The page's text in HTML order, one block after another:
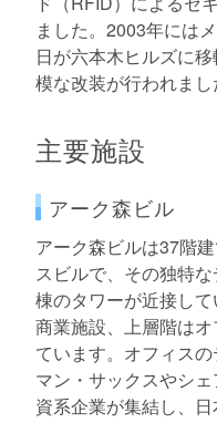
ました。2003年には
日が六本木ヒルズに
模な改装が行われまし
主要施設
アーク森ビル
アーク森ビルは37階
スビルで、その独特
棟のタワーが近接し
商業施設、上層階は
ています。オフィス
マン・サックスやシ
資系企業が集結し、